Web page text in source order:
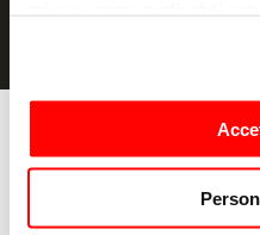
modificare o revocare il
momento dalla
sull'icona di attivazione
raccogliere
烤箱